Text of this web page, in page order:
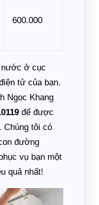
600.000
ở cục
tử của bạn.
Ngọc Khang
để được
Chúng tôi có
đường
vụ bạn một
quả nhất!